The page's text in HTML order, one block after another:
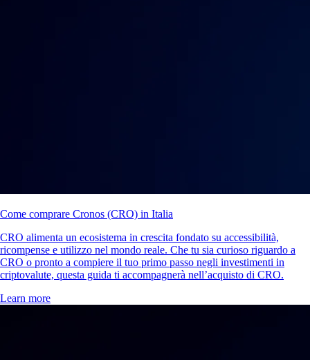
Come comprare Cronos (CRO) in Italia
CRO alimenta un ecosistema in crescita fondato su accessibilità,
ricompense e utilizzo nel mondo reale. Che tu sia curioso riguardo a
CRO o pronto a compiere il tuo primo passo negli investimenti in
criptovalute, questa guida ti accompagnerà nell’acquisto di CRO.
Learn more